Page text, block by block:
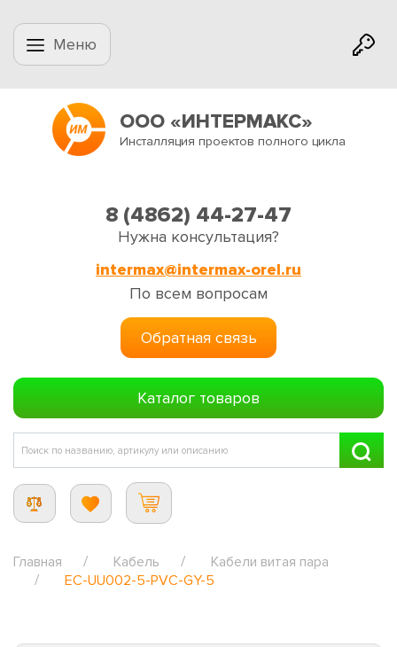
Меню
ООО «ИНТЕРМАКС»
Инсталляция проектов полного цикла
8 (4862) 44-27-47
Нужна консультация?
intermax@intermax-orel.ru
По всем вопросам
Обратная связь
Каталог товаров
Главная Кабель
Кабели витая пара
EC-UU002-5-PVC-GY-5